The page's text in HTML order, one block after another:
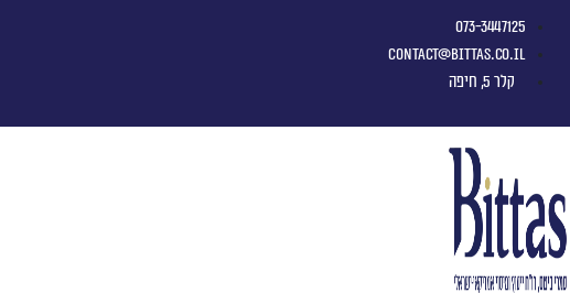
073-3447125
contact@bittas.co.il
קלר 5, חיפה